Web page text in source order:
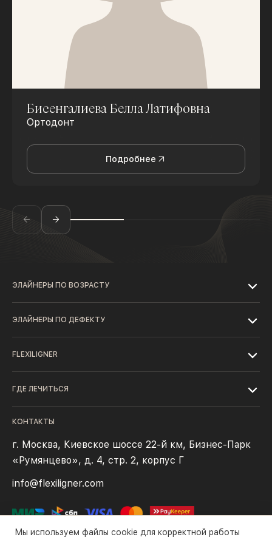
Бисенгалиева Белла Латифовна
Ортодонт
Подробнее
ЭЛАЙНЕРЫ ПО ВОЗРАСТУ
ЭЛАЙНЕРЫ ПО ДЕФЕКТУ
FLEXILIGNER
ГДЕ ЛЕЧИТЬСЯ
КОНТАКТЫ
г. Москва, Киевское шоссе 22-й км, Бизнес-Парк
«Румянцево», д. 4, стр. 2, корпус Г
info@flexiligner.com
Мы используем файлы cookie для корректной работы